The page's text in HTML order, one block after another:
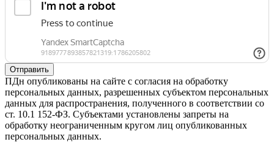
Отправить
ПДн опубликованы на сайте с согласия на обработку
персональных данных, разрешенных субъектом персональных
данных для распространения, полученного в соответствии со
ст. 10.1 152-ФЗ. Субъектами установлены запреты на
обработку неограниченным кругом лиц опубликованных
персональных данных.